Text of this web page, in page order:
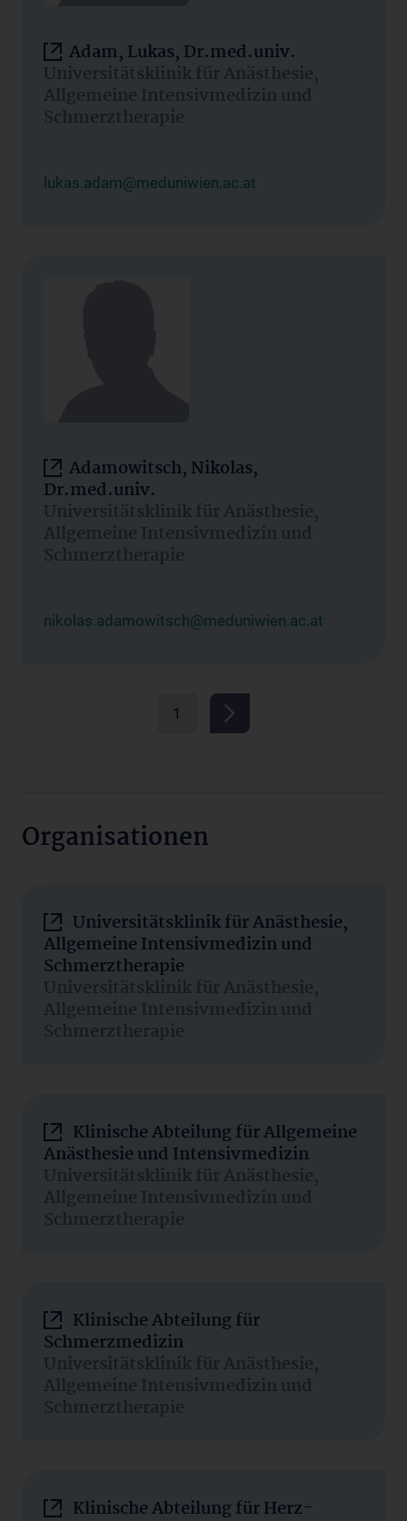
Adam, Lukas, Dr.med.univ.
Universitätsklinik für Anästhesie,
Allgemeine Intensivmedizin und
Schmerztherapie
lukas.adam@meduniwien.ac.at
Adamowitsch, Nikolas,
Dr.med.univ.
Universitätsklinik für Anästhesie,
Allgemeine Intensivmedizin und
Schmerztherapie
nikolas.adamowitsch@meduniwien.ac.at
1
Organisationen
Universitätsklinik für Anästhesie,
Allgemeine Intensivmedizin und
Schmerztherapie
Universitätsklinik für Anästhesie,
Allgemeine Intensivmedizin und
Schmerztherapie
Klinische Abteilung für Allgemeine
Anästhesie und Intensivmedizin
Universitätsklinik für Anästhesie,
Allgemeine Intensivmedizin und
Schmerztherapie
Klinische Abteilung für
Schmerzmedizin
Universitätsklinik für Anästhesie,
Allgemeine Intensivmedizin und
Schmerztherapie
Klinische Abteilung für Herz-